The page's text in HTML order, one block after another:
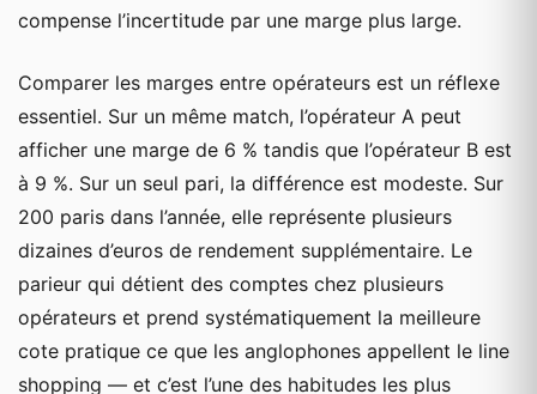
compense l’incertitude par une marge plus large.
Comparer les marges entre opérateurs est un réflexe
essentiel. Sur un même match, l’opérateur A peut
afficher une marge de 6 % tandis que l’opérateur B est
à 9 %. Sur un seul pari, la différence est modeste. Sur
200 paris dans l’année, elle représente plusieurs
dizaines d’euros de rendement supplémentaire. Le
parieur qui détient des comptes chez plusieurs
opérateurs et prend systématiquement la meilleure
cote pratique ce que les anglophones appellent le line
shopping — et c’est l’une des habitudes les plus